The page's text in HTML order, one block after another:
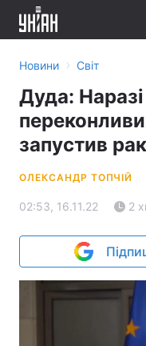
Новини › Світ
Дуда:
запустив
ОЛЕКСАНДР ТОПЧІЙ
02:53, 16.11.22 2